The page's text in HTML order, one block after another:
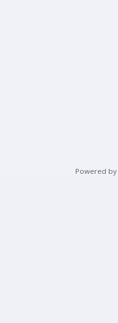
Powered by